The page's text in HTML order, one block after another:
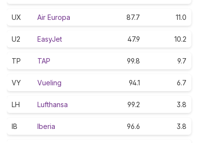
UX Air Europa 87.7 11.0
U2 EasyJet 47.9 10.2
TP TAP 99.8 9.7
VY Vueling 94.1 6.7
LH Lufthansa 99.2 3.8
IB Iberia 96.6 3.8